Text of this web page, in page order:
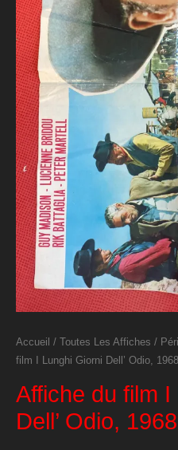
Accueil / Toutes Les Affiches /
film I Lunghi Giorni Dell’ Odio, 1968
Affiche du film
Dell’ Odio, 1968